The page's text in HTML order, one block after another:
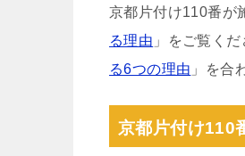
京都片付け110番が
る理由 」をご覧く
る6つの理由 」を合
京都片付け110